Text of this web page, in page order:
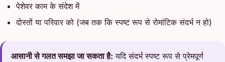
पेशेवर काम के संदेश में
दोस्तों या परिवार को (जब तक कि स्पष्ट रूप से रोमांटिक संदर्भ न हो)
आसानी से गलत समझा जा सकता है: यदि संदर्भ स्पष्ट रूप से प्रेमपूर्ण